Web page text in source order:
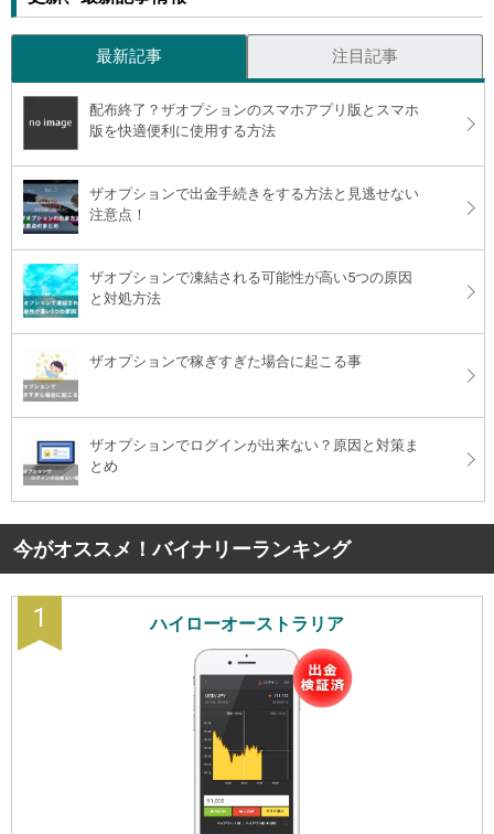
最新記事 注目記事
配布終了？ザオプションのスマホアプリ版とスマホ
版を快適便利に使用する方法
ザオプションで出金手続きをする方法と見逃せない
注意点！
ザオプションで凍結される可能性が高い5つの原因
と対処方法
ザオプションで稼ぎすぎた場合に起こる事
ザオプションでログインが出来ない？原因と対策ま
とめ
今がオススメ！バイナリーランキング
1 ハイローオーストラリア